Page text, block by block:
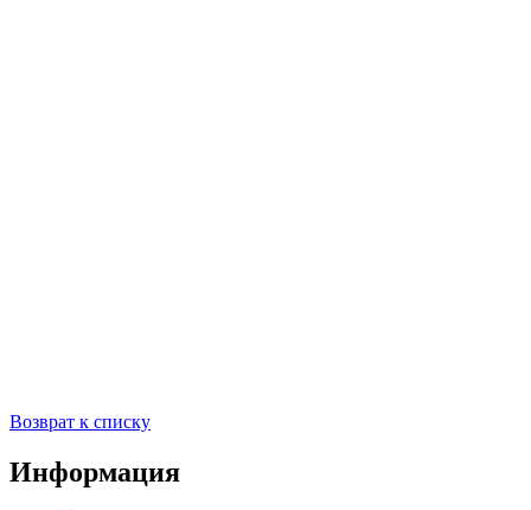
Возврат к списку
Информация